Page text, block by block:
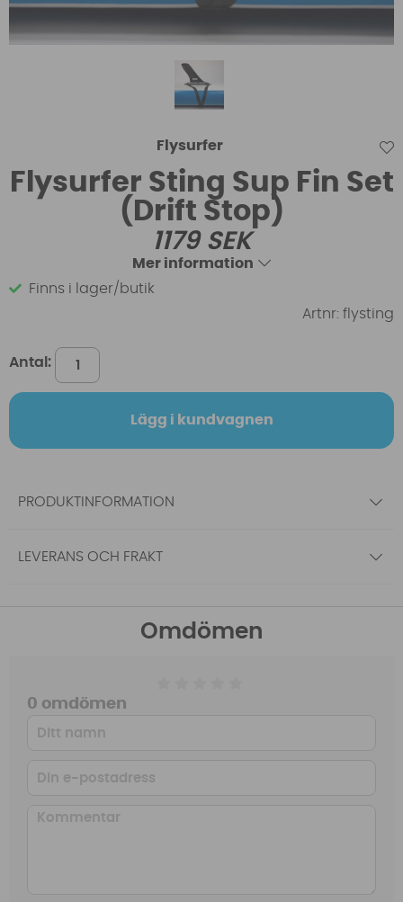
Flysurfer
Flysurfer Sting Sup Fin Set
(Drift Stop)
1179SEK
Mer information
Finns i lager/butik
Artnr: flysting
Antal:
Lägg i kundvagnen
PRODUKTINFORMATION
LEVERANS OCH FRAKT
Omdömen
0 omdömen